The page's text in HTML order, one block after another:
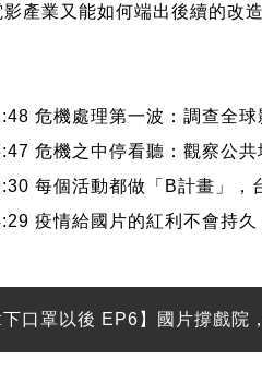
產業又能如何端出後續的改
危機處理第一波：調查全
危機之中停看聽：觀察公
每個活動都做「B計畫」，
疫情給國片的紅利不會持
口罩以後 EP6】國片撐戲院